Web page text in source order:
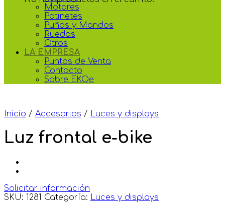
Motores
Patinetes
Puños y Mandos
Ruedas
Otros
LA EMPRESA
Puntos de Venta
Contacto
Sobre EKOe
Inicio / Accesorios / Luces y displays
Luz frontal e-bike
Solicitar información
SKU: 1281 Categoría: Luces y displays